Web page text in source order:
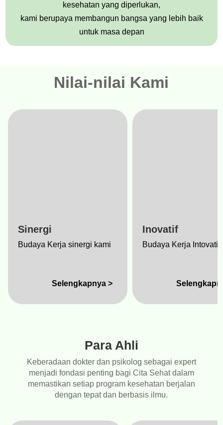
kesehatan yang diperlukan,
kami berupaya membangun bangsa yang lebih baik
untuk masa depan
Nilai-nilai Kami
Sinergi
Budaya Kerja sinergi kami
Selengkapnya >
Inovatif
Budaya Kerja Intovatif
Para Ahli
Keberadaan dokter dan psikolog sebagai expert
menjadi fondasi penting bagi Cita Sehat dalam
memastikan setiap program kesehatan berjalan
dengan tepat dan berbasis ilmu.